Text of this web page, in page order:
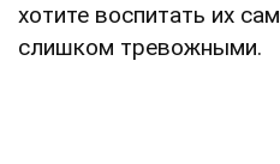
хотите воспитать их
слишком тревожными.